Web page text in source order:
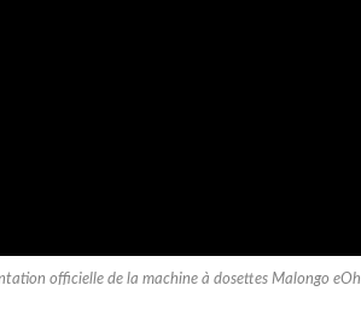
officielle de la machine à dosettes Malongo eOh